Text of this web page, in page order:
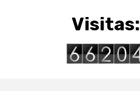
Visitas: